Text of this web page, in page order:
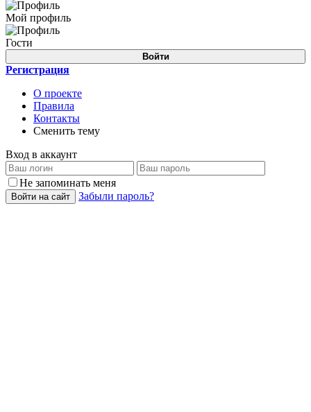
Мой профиль
Гости
Войти
Регистрация
О проекте
Правила
Контакты
Сменить тему
Вход в аккаунт
Не запоминать меня
Войти на сайт Забыли пароль?